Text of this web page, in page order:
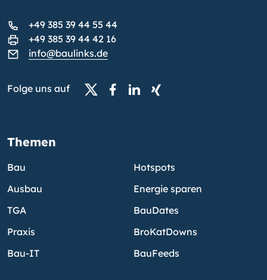
+49 385 39 44 55 44
+49 385 39 44 42 16
info@baulinks.de
Folge uns auf
Themen
Bau
Ausbau
TGA
Praxis
Bau-IT
Hotspots
Energie sparen
BauDates
BroKatDowns
BauFeeds